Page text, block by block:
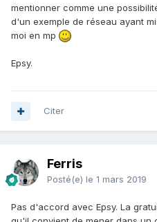
mentionner comme une
d'un exemple de réseau ayant
moi en mp
Epsy.
Citer
Ferris
Posté(e) le 1 mars 2019
Pas d'accord avec Epsy. La